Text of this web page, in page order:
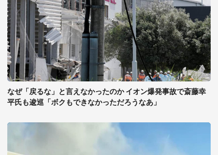
なぜ「戻るな」と言えなかったのか イオン爆発事故で斎藤幸
平氏も逡巡「ボクもできなかっただろうなあ」